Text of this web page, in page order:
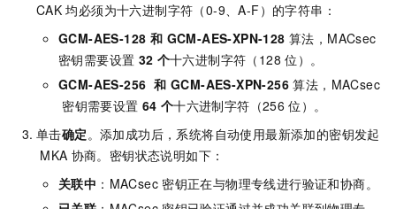
CAK 均必须为十六进制字符（0-9、A-F）的字符串：
GCM-AES-128 和 GCM-AES-XPN-128算法，MACsec
密钥需要设置 32 个十六进制字符（128 位）。
GCM-AES-256 和 GCM-AES-XPN-256算法，MACsec
密钥需要设置 64 个十六进制字符（256 位）。
单击确定。添加成功后，系统将自动使用最新添加的密钥发起
MKA 协商。密钥状态说明如下：
关联中 ：MACsec 密钥正在与物理专线进行验证和协商。